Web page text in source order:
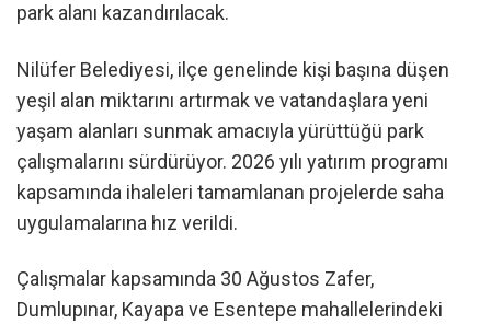
park alanı kazandırılacak.
Nilüfer Belediyesi, ilçe genelinde kişi başına düşen
yeşil alan miktarını artırmak ve vatandaşlara yeni
yaşam alanları sunmak amacıyla yürüttüğü park
çalışmalarını sürdürüyor. 2026 yılı yatırım programı
kapsamında ihaleleri tamamlanan projelerde saha
uygulamalarına hız verildi.
Çalışmalar kapsamında 30 Ağustos Zafer,
Dumlupınar, Kayapa ve Esentepe mahallelerindeki